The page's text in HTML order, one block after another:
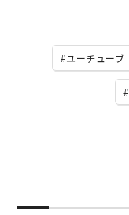
ユーチューブ